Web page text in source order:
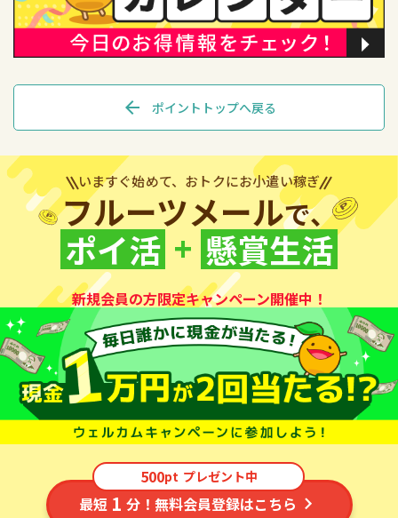
arrow_back ポイントトップへ戻る
いますぐ始めて、おトクにお小遣い稼ぎ
フルーツメールで、
ポイ活 + 懸賞生活
新規会員の方限定キャンペーン開催中！
500pt プレゼント中
最短 1 分！無料会員登録はこちら